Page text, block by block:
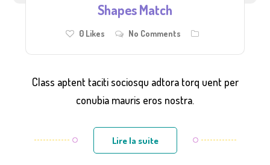
Shapes Match
0 Likes No Comments
Class aptent taciti sociosqu adtora torq uent per
conubia mauris eros nostra.
Lire la suite